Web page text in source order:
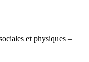
et physiques –